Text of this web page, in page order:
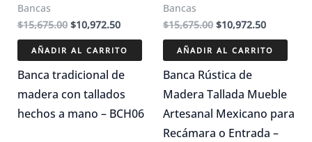
Bancas
$15,675.00 El
original
era:
$15,675.00.
$10,972.50El
actual
es:
$10,972.50.
AÑADIR AL CARRITO
Banca tradicional de
madera con tallados
hechos a mano – BCH06
Bancas
$15,675.00 El
original
era:
$15,675.00.
$10,972.50El
actual
es:
AÑADIR AL CARRITO
Banca Rústica de
Madera Tallada Mueble
Artesanal Mexicano para
Recámara o Entrada –